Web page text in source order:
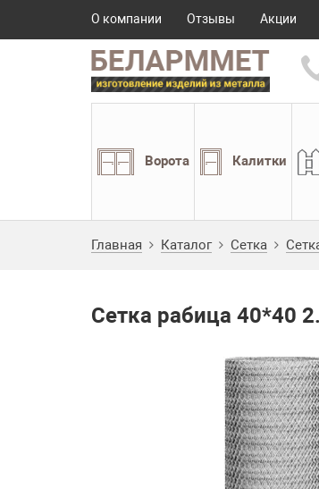
О компании Отзывы Акции
Ворота Калитки
Главная Каталог Сетка
Сетка рабица 40*40